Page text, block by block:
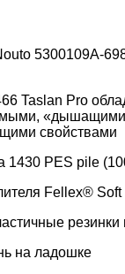
5300109A-
Taslan Pro
свойствами
1430 PES pile
Fellex® Soft
резинки
на ладошке